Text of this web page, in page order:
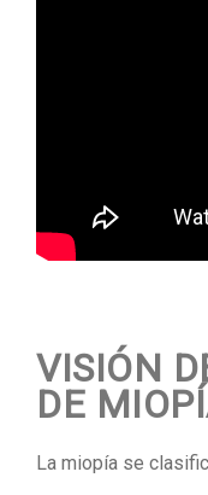
VISIÓN
DE
La miopía se